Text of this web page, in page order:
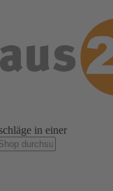
in einer